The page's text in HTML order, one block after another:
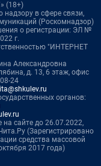
(18+)
в сфере связи,
(Роскомнадзор)
о регистрации: ЭЛ №
г.
"ИНТЕРНЕТ
Александровна
д. 13, 6 этаж, офис
24
органов:
сайте до 26.07.2022,
(Зарегистрировано
средства массовой
2017 года)